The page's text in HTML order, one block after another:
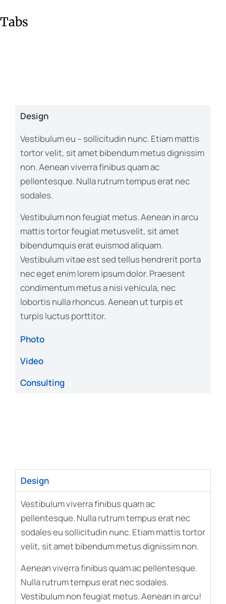
Tabs
Design
Vestibulum eu – sollicitudin nunc. Etiam mattis
tortor velit, sit amet bibendum metus dignissim
non. Aenean viverra finibus quam ac
pellentesque. Nulla rutrum tempus erat nec
sodales.
Vestibulum non feugiat metus. Aenean in arcu
mattis tortor feugiat metusvelit, sit amet
bibendumquis erat euismod aliquam.
Vestibulum vitae est sed tellus hendrerit porta
nec eget enim lorem ipsum dolor. Praesent
condimentum metus a nisi vehicula, nec
lobortis nulla rhoncus. Aenean ut turpis et
turpis luctus porttitor.
Photo
Video
Consulting
Design
Vestibulum viverra finibus quam ac
pellentesque. Nulla rutrum tempus erat nec
sodales eu sollicitudin nunc. Etiam mattis tortor
velit, sit amet bibendum metus dignissim non.
Aenean viverra finibus quam ac pellentesque.
Nulla rutrum tempus erat nec sodales.
Vestibulum non feugiat metus. Aenean in arcu!